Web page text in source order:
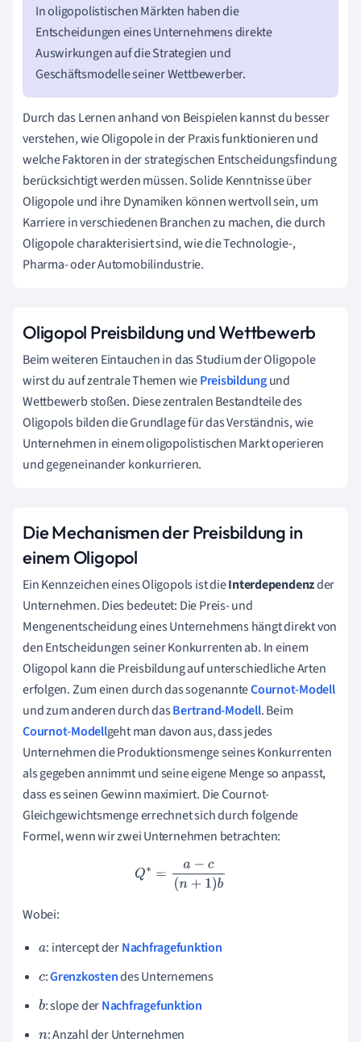
In oligopolistischen Märkten haben die
Entscheidungen eines Unternehmens direkte
Auswirkungen auf die Strategien und
Geschäftsmodelle seiner Wettbewerber.
Durch das Lernen anhand von Beispielen kannst du besser
verstehen, wie Oligopole in der Praxis funktionieren und
welche Faktoren in der strategischen Entscheidungsfindung
berücksichtigt werden müssen. Solide Kenntnisse über
Oligopole und ihre Dynamiken können wertvoll sein, um
Karriere in verschiedenen Branchen zu machen, die durch
Oligopole charakterisiert sind, wie die Technologie-,
Pharma- oder Automobilindustrie.
Oligopol Preisbildung und Wettbewerb
Beim weiteren Eintauchen in das Studium der Oligopole
wirst du auf zentrale Themen wiePreisbildungund
Wettbewerb stoßen. Diese zentralen Bestandteile des
Oligopols bilden die Grundlage für das Verständnis, wie
Unternehmen in einem oligopolistischen Markt operieren
und gegeneinander konkurrieren.
Die Mechanismen der Preisbildung in
einem Oligopol
Ein Kennzeichen eines Oligopols ist dieInterdependenzder
Unternehmen. Dies bedeutet: Die Preis- und
Mengenentscheidung eines Unternehmens hängt direkt von
den Entscheidungen seiner Konkurrenten ab. In einem
Oligopol kann die Preisbildung auf unterschiedliche Arten
erfolgen. Zum einen durch das sogenannteCournot-Modell
und zum anderen durch dasBertrand-Modell. Beim
Cournot-Modellgeht man davon aus, dass jedes
Unternehmen die Produktionsmenge seines Konkurrenten
als gegeben annimmt und seine eigene Menge so anpasst,
dass es seinen Gewinn maximiert. Die Cournot-
Gleichgewichtsmenge errechnet sich durch folgende
Formel, wenn wir zwei Unternehmen betrachten:
Q∗= a−c(n+1)b
Wobei:
a: intercept derNachfragefunktion
c:Grenzkostendes Unternemens
b: slope derNachfragefunktion
n: Anzahl der Unternehmen